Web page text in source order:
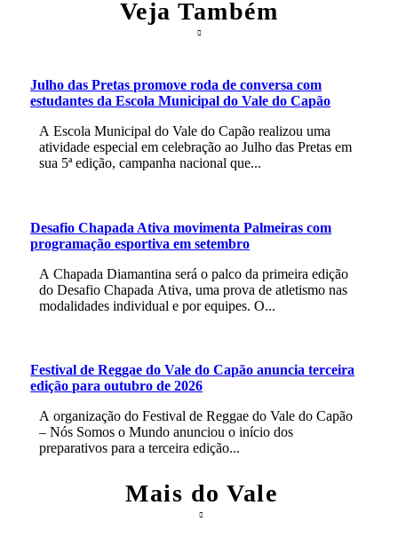
Veja Também
Julho das Pretas promove roda de conversa com
estudantes da Escola Municipal do Vale do Capão
A Escola Municipal do Vale do Capão realizou uma
atividade especial em celebração ao Julho das Pretas em
sua 5ª edição, campanha nacional que...
Desafio Chapada Ativa movimenta Palmeiras com
programação esportiva em setembro
A Chapada Diamantina será o palco da primeira edição
do Desafio Chapada Ativa, uma prova de atletismo nas
modalidades individual e por equipes. O...
Festival de Reggae do Vale do Capão anuncia terceira
edição para outubro de 2026
A organização do Festival de Reggae do Vale do Capão
– Nós Somos o Mundo anunciou o início dos
preparativos para a terceira edição...
Mais do Vale